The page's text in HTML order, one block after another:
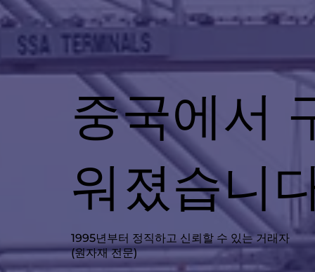
중국에서
워졌습니
1995년부터 정직하고 신뢰할 수 있는 거래자
(원자재 전문)